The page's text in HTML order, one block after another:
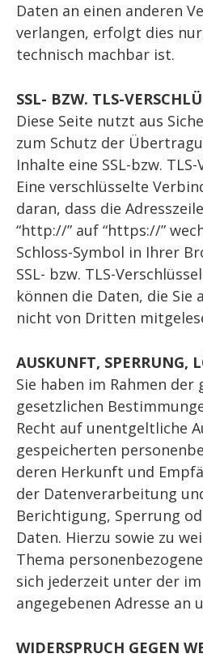
Daten an einen anderen
verlangen, erfolgt dies
technisch machbar ist.
SSL- BZW. TLS-
Diese Seite nutzt aus
zum Schutz der
Inhalte eine SSL-bzw.
Eine verschlüsselte
daran, dass die
“http://” auf “https://”
Schloss-Symbol in Ihrer
SSL- bzw. TLS-
können die Daten, die
nicht von Dritten
AUSKUNFT, SPERRUNG,
Sie haben im Rahmen der
gesetzlichen
Recht auf unentgeltliche
gespeicherten
deren Herkunft und
der Datenverarbeitung
Berichtigung, Sperrung
Daten. Hierzu sowie zu
Thema
sich jederzeit unter der
angegebenen Adresse an
WIDERSPRUCH GEGEN